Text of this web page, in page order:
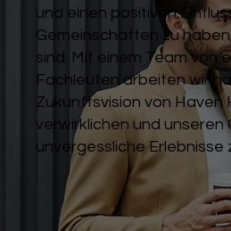
und einen positiven
Gemeinschaften zu
sind. Mit einem Team von
Fachleuten arbeiten wir
Zukunftsvision von Haven
verwirklichen und unseren
unvergessliche Erlebnisse